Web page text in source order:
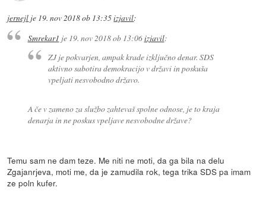
jernejl je 19. nov 2018 ob 13:35izjavil:
Smrekar1 je 19. nov 2018 ob 13:06izjavil:
ZJ je pokvarjen, ampak krade izključno denar. SDS
aktivno sabotira demokracijo v državi in poskuša
vpeljati nesvobodno državo.
A če v zameno za službo zahtevaš spolne odnose, je to kraja
denarja in ne poskus vpeljave nesvobodne države?
Temu sam ne dam teze. Me niti ne moti, da ga bila na delu
Zgajanrjeva, moti me, da je zamudila rok, tega trika SDS pa imam
ze poln kufer.